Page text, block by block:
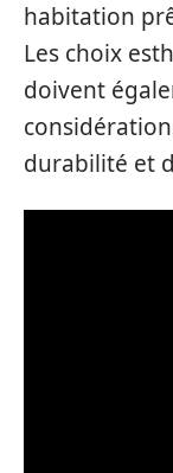
habitation
Les choix
doivent
durabilité et